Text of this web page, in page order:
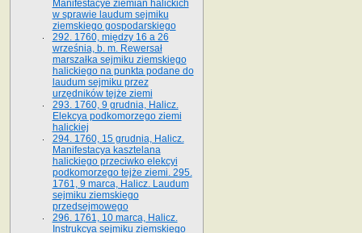
Manifestacye ziemian halickich
w sprawie laudum sejmiku
ziemskiego gospodarskiego
292. 1760, między 16 a 26
września, b. m. Rewersał
marszałka sejmiku ziemskiego
halickiego na punkta podane do
laudum sejmiku przez
urzędników tejże ziemi
293. 1760, 9 grudnia, Halicz.
Elekcya podkomorzego ziemi
halickiej
294. 1760, 15 grudnia, Halicz.
Manifestacya kasztelana
halickiego przeciwko elekcyi
podkomorzego tejże ziemi. 295.
1761, 9 marca, Halicz. Laudum
sejmiku ziemskiego
przedsejmowego
296. 1761, 10 marca, Halicz.
Instrukcya sejmiku ziemskiego